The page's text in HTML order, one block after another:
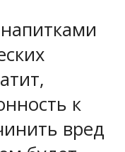
к
вред